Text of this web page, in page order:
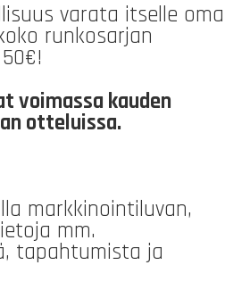
varata itselle oma
runkosarjan
voimassa kauden
otteluissa.
markkinointiluvan,
mm.
tapahtumista ja